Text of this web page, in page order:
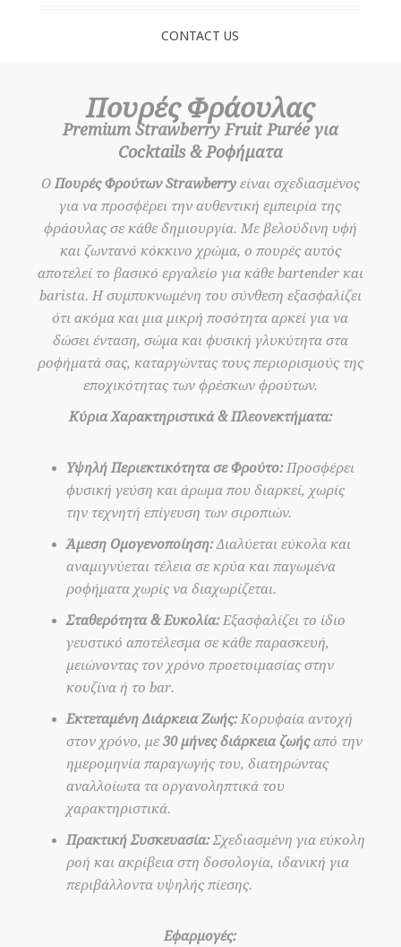
CONTACT US
Πουρές Φράουλας
Premium Strawberry Fruit Purée για
Cocktails & Ροφήματα
ΟΠουρές Φρούτων Strawberryείναι σχεδιασμένος
για να προσφέρει την αυθεντική εμπειρία της
φράουλας σε κάθε δημιουργία. Με βελούδινη υφή
και ζωντανό κόκκινο χρώμα, ο πουρές αυτός
αποτελεί το βασικό εργαλείο για κάθε bartender και
barista. Η συμπυκνωμένη του σύνθεση εξασφαλίζει
ότι ακόμα και μια μικρή ποσότητα αρκεί για να
δώσει ένταση, σώμα και φυσική γλυκύτητα στα
ροφήματά σας, καταργώντας τους περιορισμούς της
εποχικότητας των φρέσκων φρούτων.
Κύρια Χαρακτηριστικά & Πλεονεκτήματα:
Υψηλή Περιεκτικότητα σε Φρούτο:Προσφέρει
φυσική γεύση και άρωμα που διαρκεί, χωρίς
την τεχνητή επίγευση των σιροπιών.
Άμεση Ομογενοποίηση:Διαλύεται εύκολα και
αναμιγνύεται τέλεια σε κρύα και παγωμένα
ροφήματα χωρίς να διαχωρίζεται.
Σταθερότητα & Ευκολία:Εξασφαλίζει το ίδιο
γευστικό αποτέλεσμα σε κάθε παρασκευή,
μειώνοντας τον χρόνο προετοιμασίας στην
κουζίνα ή το bar.
Εκτεταμένη Διάρκεια Ζωής:Κορυφαία αντοχή
στον χρόνο, με30 μήνες διάρκεια ζωήςαπό την
ημερομηνία παραγωγής του, διατηρώντας
αναλλοίωτα τα οργανοληπτικά του
χαρακτηριστικά.
Πρακτική Συσκευασία:Σχεδιασμένη για εύκολη
ροή και ακρίβεια στη δοσολογία, ιδανική για
περιβάλλοντα υψηλής πίεσης.
Εφαρμογές: